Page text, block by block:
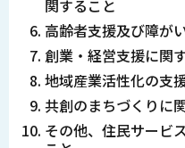
関すること
高齢者支援及び障が
創業・経営支援に関
地域産業活性化の支
共創のまちづくりに
その他、住民サービ